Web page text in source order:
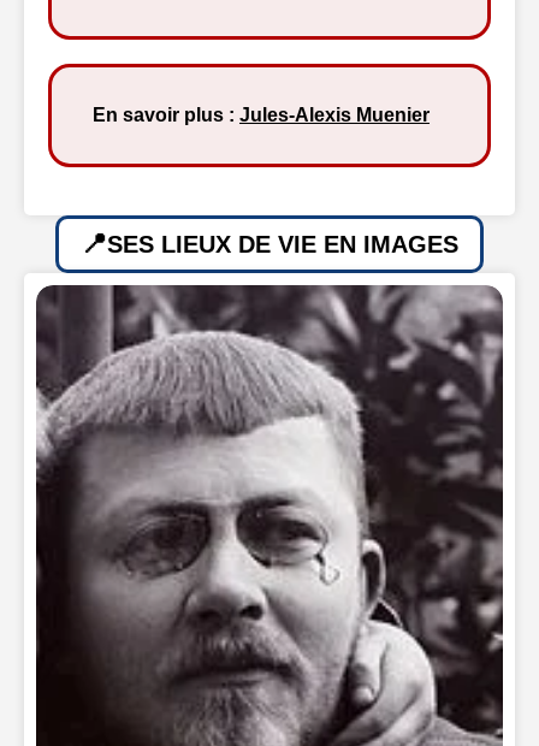
En savoir plus : Jules-Alexis Muenier
SES LIEUX DE VIE EN IMAGES